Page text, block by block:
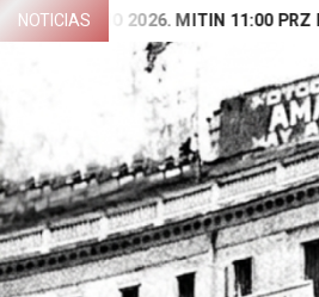
Skip
to
NOTICIAS
2026. MITIN 11:00 PRZ PRINCESA